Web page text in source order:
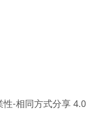
性-相同方式分享 4.0